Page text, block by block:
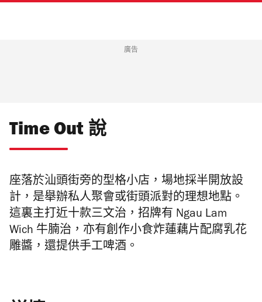
廣告
Time Out 說
座落於汕頭街旁的型格小店，場地採半開放設
計，是舉辦私人聚會或街頭派對的理想地點。
這裏主打近十款三文治，招牌有 Ngau Lam
Wich 牛腩治，亦有創作小食炸蓮藕片配腐乳花
雕醬，還提供手工啤酒。